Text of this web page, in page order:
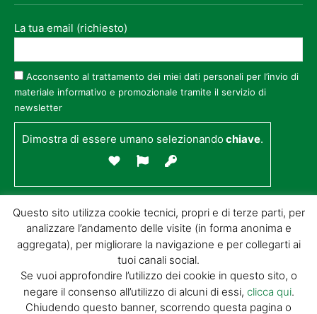
La tua email (richiesto)
Acconsento al trattamento dei miei dati personali per l’invio di
materiale informativo e promozionale tramite il servizio di
newsletter
Dimostra di essere umano selezionandochiave.
© GIORGIO TESI EDITRICE S.R.L. | P.IVA
Questo sito utilizza cookie tecnici, propri e di terze parti, per
analizzare l’andamento delle visite (in forma anonima e
aggregata), per migliorare la navigazione e per collegarti ai
tuoi canali social.
Se vuoi approfondire l’utilizzo dei cookie in questo sito, o
negare il consenso all’utilizzo di alcuni di essi, clicca qui.
Chiudendo questo banner, scorrendo questa pagina o